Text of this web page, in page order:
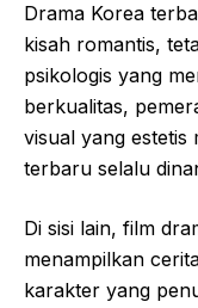
Drama Korea
kisah romantis,
psikologis yang
berkualitas,
visual yang estetis
terbaru selalu
Di sisi lain, film
menampilkan
karakter yang